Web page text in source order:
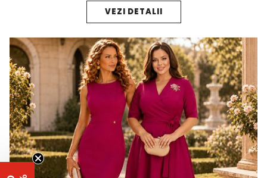
VEZI DETALII